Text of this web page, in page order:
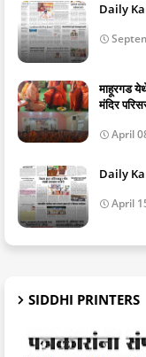
Daily
माहूरगड
मंदिर
April
Daily
April
SIDDHI PRINTERS